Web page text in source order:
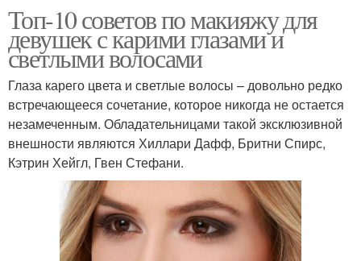
Топ-10 советов по макияжу для
девушек с карими глазами и
светлыми волосами
Глаза карего цвета и светлые волосы – довольно редко
встречающееся сочетание, которое никогда не остается
незамеченным. Обладательницами такой эксклюзивной
внешности являются Хиллари Дафф, Бритни Спирс,
Кэтрин Хейгл, Гвен Стефани.